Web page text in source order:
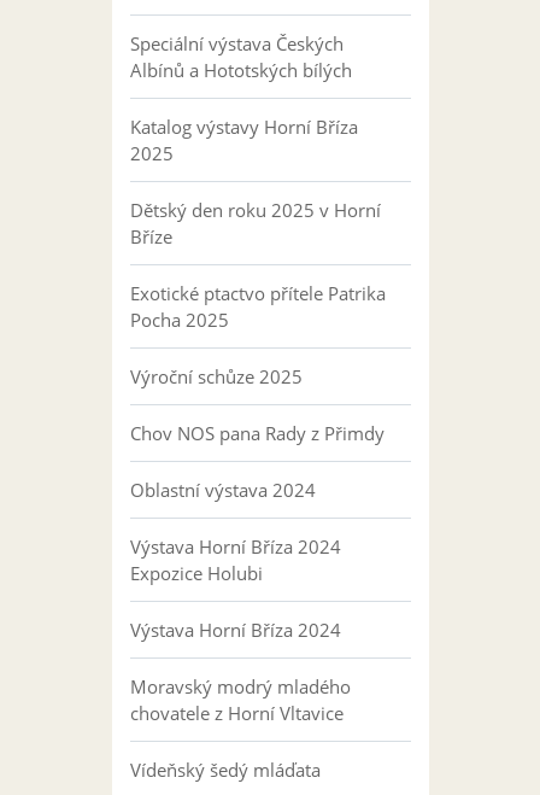
Speciální výstava Českých
Albínů a Hototských bílých
Katalog výstavy Horní Bříza
2025
Dětský den roku 2025 v Horní
Bříze
Exotické ptactvo přítele Patrika
Pocha 2025
Výroční schůze 2025
Chov NOS pana Rady z Přimdy
Oblastní výstava 2024
Výstava Horní Bříza 2024
Expozice Holubi
Výstava Horní Bříza 2024
Moravský modrý mladého
chovatele z Horní Vltavice
Vídeňský šedý mláďata